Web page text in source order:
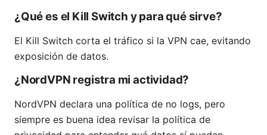
¿Qué es el Kill Switch y para qué sirve?
El Kill Switch corta el tráfico si la VPN cae, evitando
exposición de datos.
¿NordVPN registra mi actividad?
NordVPN declara una política de no logs, pero
siempre es buena idea revisar la política de